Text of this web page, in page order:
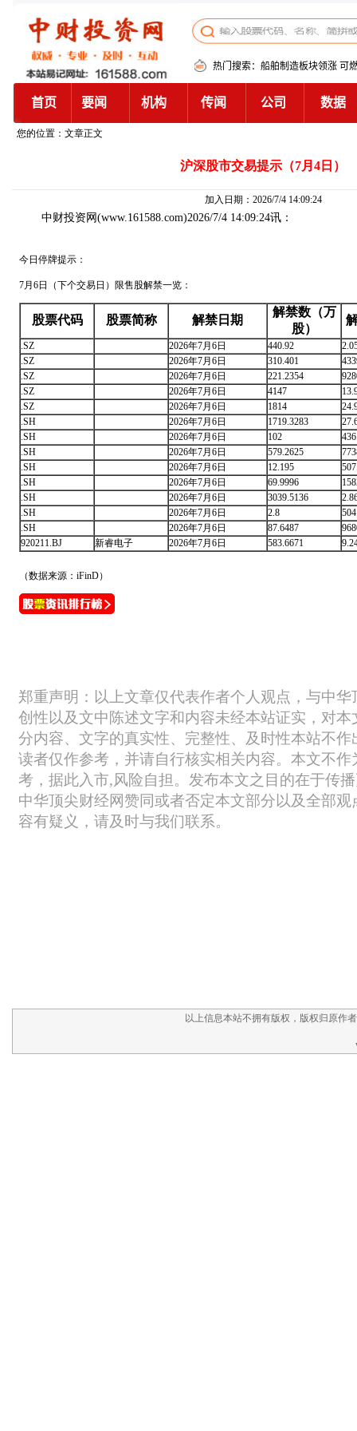
您的位置：文章正文
沪深股市交易提示（7月4日）
加入日期：2026/7/4 14:09:24
中财投资网 (www.161588.com)2026/7/4 14:09:24讯：
今日停牌提示：
7月6日（下个交易日）限售股解禁一览：
股票代码 股票简称 解禁日期
解禁数（万
股）
.SZ 2026年7月6日 440.92
.SZ
2026年7月6日 310.401
.SZ
2026年7月6日 221.2354
.SZ
2026年7月6日 4147
.SZ
2026年7月6日 1814
.SH
2026年7月6日 1719.3283
.SH
2026年7月6日 102
.SH
2026年7月6日 579.2625
.SH
2026年7月6日 12.195
.SH
2026年7月6日 69.9996
.SH
2026年7月6日 3039.5136
.SH
2026年7月6日 2.8
.SH
2026年7月6日 87.6487
920211.BJ
新睿电子 2026年7月6日 583.6671
（数据来源：iFinD）
以上信息本站不拥有版权，版权归原作